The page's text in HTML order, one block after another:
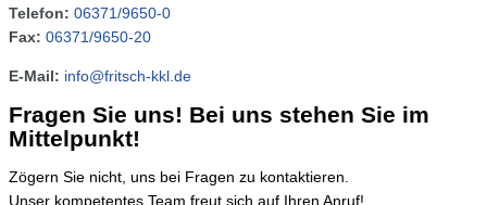
Telefon: 06371/9650-0
Fax: 06371/9650-20
E-Mail: info@fritsch-kkl.de
Fragen Sie uns! Bei uns stehen Sie im
Mittelpunkt!
Zögern Sie nicht, uns bei Fragen zu kontaktieren.
Unser kompetentes Team freut sich auf Ihren Anruf!